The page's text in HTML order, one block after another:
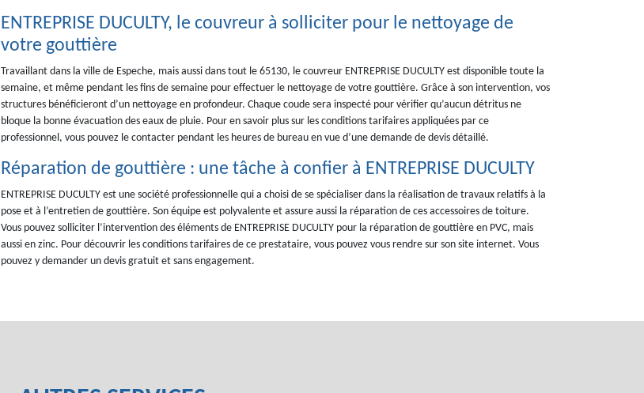
ENTREPRISE DUCULTY, le couvreur à solliciter pour le nettoyage de
votre gouttière
Travaillant dans la ville de Espeche, mais aussi dans tout le 65130, le couvreur ENTREPRISE DUCULTY est disponible toute la
semaine, et même pendant les fins de semaine pour effectuer le nettoyage de votre gouttière. Grâce à son intervention, vos
structures bénéficieront d’un nettoyage en profondeur. Chaque coude sera inspecté pour vérifier qu’aucun détritus ne
bloque la bonne évacuation des eaux de pluie. Pour en savoir plus sur les conditions tarifaires appliquées par ce
professionnel, vous pouvez le contacter pendant les heures de bureau en vue d’une demande de devis détaillé.
Réparation de gouttière : une tâche à confier à ENTREPRISE DUCULTY
ENTREPRISE DUCULTY est une société professionnelle qui a choisi de se spécialiser dans la réalisation de travaux relatifs à la
pose et à l’entretien de gouttière. Son équipe est polyvalente et assure aussi la réparation de ces accessoires de toiture.
Vous pouvez solliciter l’intervention des éléments de ENTREPRISE DUCULTY pour la réparation de gouttière en PVC, mais
aussi en zinc. Pour découvrir les conditions tarifaires de ce prestataire, vous pouvez vous rendre sur son site internet. Vous
pouvez y demander un devis gratuit et sans engagement.